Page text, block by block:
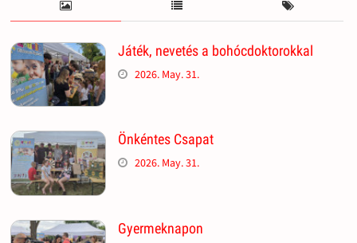
Játék, nevetés a bohócdoktorokkal
2026. May. 31.
Önkéntes Csapat
2026. May. 31.
Gyermeknapon